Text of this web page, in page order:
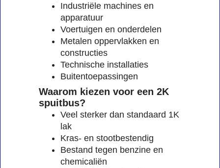
Industriële machines en
apparatuur
Voertuigen en onderdelen
Metalen oppervlakken en
constructies
Technische installaties
Buitentoepassingen
Waarom kiezen voor een 2K
spuitbus?
Veel sterker dan standaard 1K
lak
Kras- en stootbestendig
Bestand tegen benzine en
chemicaliën